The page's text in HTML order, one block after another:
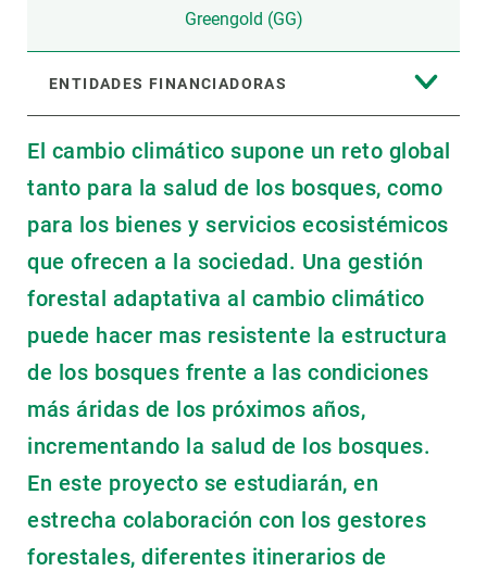
Greengold (GG)
ENTIDADES FINANCIADORAS
El cambio climático supone un reto global
tanto para la salud de los bosques, como
para los bienes y servicios ecosistémicos
que ofrecen a la sociedad. Una gestión
forestal adaptativa al cambio climático
puede hacer mas resistente la estructura
de los bosques frente a las condiciones
más áridas de los próximos años,
incrementando la salud de los bosques.
En este proyecto se estudiarán, en
estrecha colaboración con los gestores
forestales, diferentes itinerarios de